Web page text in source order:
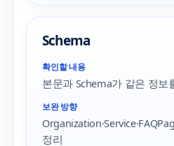
Schema
확인할 내용
본문과 Schema가 같은 정보
보완 방향
정리